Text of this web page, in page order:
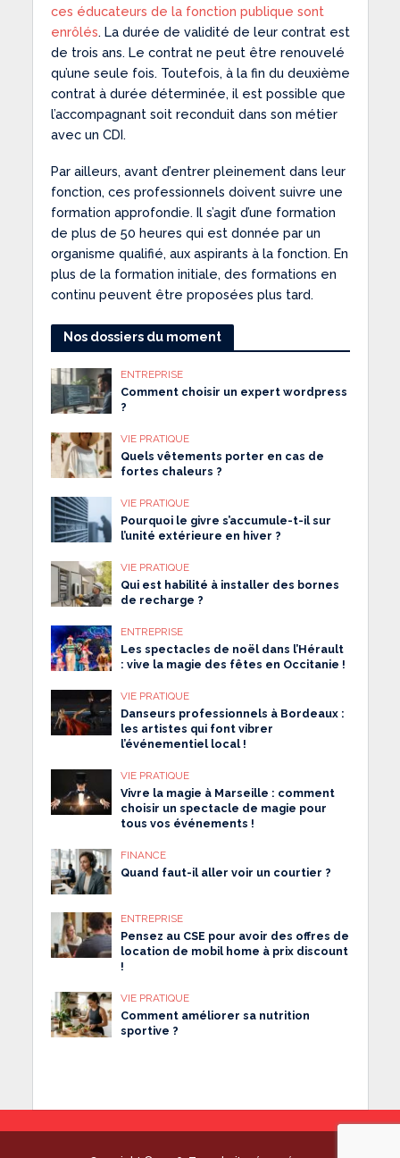
ces éducateurs de la fonction publique sont
enrôlés. La durée de validité de leur contrat est
de trois ans. Le contrat ne peut être renouvelé
qu’une seule fois. Toutefois, à la fin du deuxième
contrat à durée déterminée, il est possible que
l’accompagnant soit reconduit dans son métier
avec un CDI.
Par ailleurs, avant d’entrer pleinement dans leur
fonction, ces professionnels doivent suivre une
formation approfondie. Il s’agit d’une formation
de plus de 50 heures qui est donnée par un
organisme qualifié, aux aspirants à la fonction. En
plus de la formation initiale, des formations en
continu peuvent être proposées plus tard.
Nos dossiers du moment
ENTREPRISE
Comment choisir un expert wordpress
?
VIE PRATIQUE
Quels vêtements porter en cas de
fortes chaleurs ?
VIE PRATIQUE
Pourquoi le givre s’accumule-t-il sur
l’unité extérieure en hiver ?
VIE PRATIQUE
Qui est habilité à installer des bornes
de recharge ?
ENTREPRISE
Les spectacles de noël dans l’Hérault
: vive la magie des fêtes en Occitanie !
VIE PRATIQUE
Danseurs professionnels à Bordeaux :
les artistes qui font vibrer
l’événementiel local !
VIE PRATIQUE
Vivre la magie à Marseille : comment
choisir un spectacle de magie pour
tous vos événements !
FINANCE
Quand faut-il aller voir un courtier ?
ENTREPRISE
Pensez au CSE pour avoir des offres de
location de mobil home à prix discount
!
VIE PRATIQUE
Comment améliorer sa nutrition
sportive ?